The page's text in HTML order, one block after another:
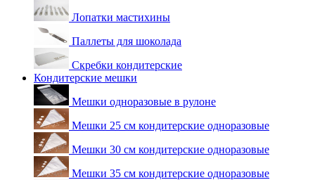
Лопатки мастихины
Паллеты для шоколада
Скребки кондитерские
Кондитерские мешки
Мешки одноразовые в рулоне
Мешки 25 см кондитерские одноразовые
Мешки 30 см кондитерские одноразовые
Мешки 35 см кондитерские одноразовые